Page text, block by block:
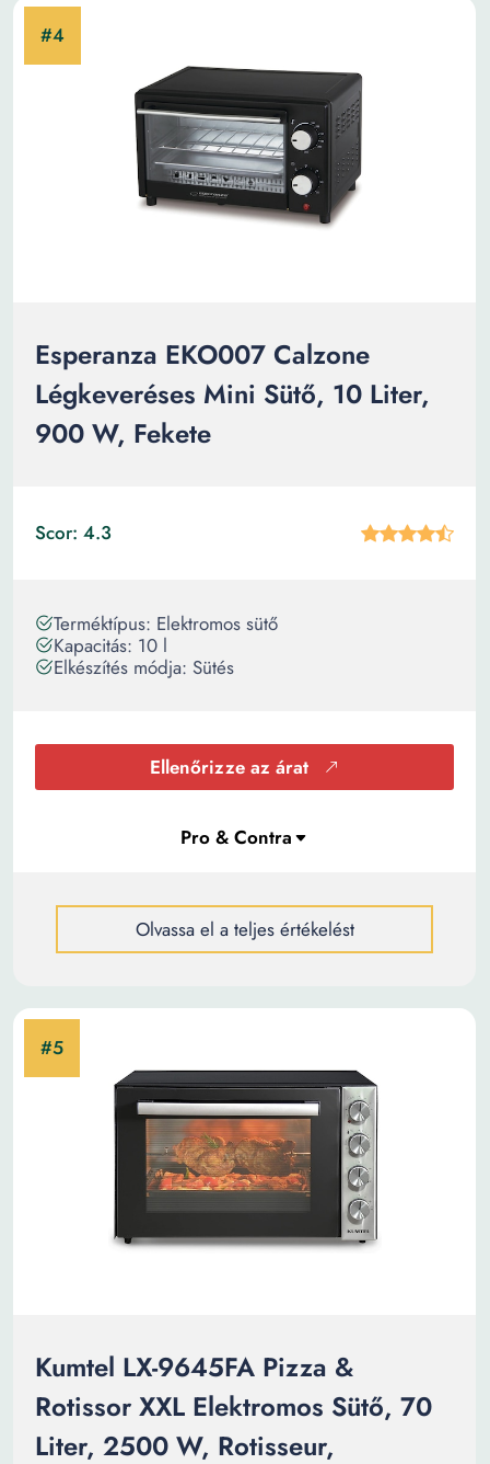
Esperanza EKO007 Calzone
Légkeveréses Mini Sütő, 10 Liter,
900 W, Fekete
Scor: 4.3
Terméktípus: Elektromos sütő
Kapacitás: 10 l
Elkészítés módja: Sütés
Ellenőrizze az árat
Olvassa el a teljes értékelést
Kumtel LX-9645FA Pizza &
Rotissor XXL Elektromos Sütő, 70
Liter, 2500 W, Rotisseur,